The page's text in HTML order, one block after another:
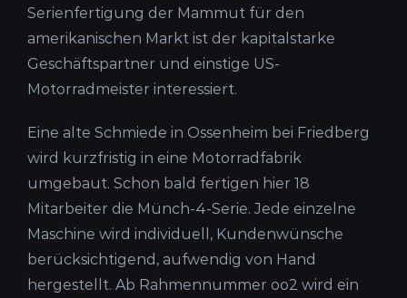
Serienfertigung der Mammut für den
amerikanischen Markt ist der kapitalstarke
Geschäftspartner und einstige US-
Motorradmeister interessiert.
Eine alte Schmiede in Ossenheim bei Friedberg
wird kurzfristig in eine Motorradfabrik
umgebaut. Schon bald fertigen hier 18
Mitarbeiter die Münch-4-Serie. Jede einzelne
Maschine wird individuell, Kundenwünsche
berücksichtigend, aufwendig von Hand
hergestellt. Ab Rahmennummer oo2 wird ein